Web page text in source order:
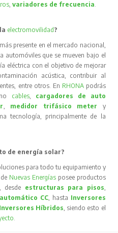
,variadores de frecuencia.
electromovilidad ?
presente en el mercado nacional,
automóviles que se mueven bajo el
eléctrica con el objetivo de mejorar
acústica, contribuir al
entre otros. En RHONA podrás
cables, cargadores de auto
, medidor trifásico meter
y
tecnología, principalmente de la
de energía solar?
para todo tu equipamiento y
Nuevas Energíasposee productos
, desde estructuras para pisos,
CC, hasta Inversores
Inversores Híbridos, siendo esto el
.